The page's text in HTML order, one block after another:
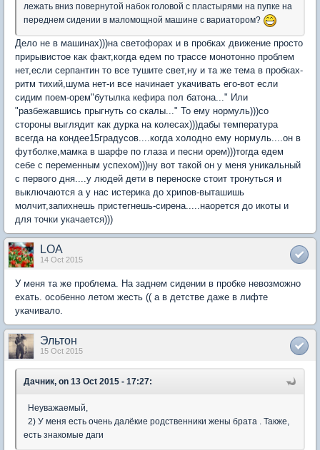
лежать вниз повернутой набок головой с пластырями на пупке на
переднем сидении в маломощной машине с вариатором?
Дело не в машинах)))на светофорах и в пробках движение просто
прирывистое как факт,когда едем по трассе монотонно проблем
нет,если серпантин то все тушите свет,ну и та же тема в пробках-
ритм тихий,шума нет-и все начинает укачивать его-вот если
сидим поем-орем"бутылка кефира пол батона..." Или
"разбежавшись прыгнуть со скалы..." То ему нормуль)))со
стороны выглядит как дурка на колесах)))дабы температура
всегда на кондее15градусов....когда холодно ему нормуль....он в
футболке,мамка в шарфе по глаза и песни орем)))тогда едем
себе с переменным успехом)))ну вот такой он у меня уникальный
с первого дня....у людей дети в переноске стоит тронуться и
выключаются а у нас истерика до хрипов-выташишь
молчит,запихнешь пристегнешь-сирена.....наорется до икоты и
для точки укачается)))
LOA
14 Oct 2015
У меня та же проблема. На заднем сидении в пробке невозможно
ехать. особенно летом жесть (( а в детстве даже в лифте
укачивало.
Эльтон
15 Oct 2015
Дачник, on 13 Oct 2015 - 17:27:
Неуважаемый,
2) У меня есть очень далёкие родственники жены брата . Также,
есть знакомые даги